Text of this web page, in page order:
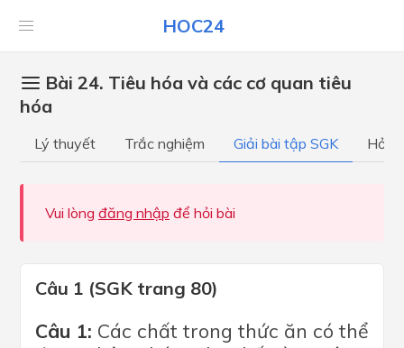
HOC24
Bài 24. Tiêu hóa và các cơ quan tiêu
hóa
Lý thuyết Trắc nghiệm Giải bài tập SGK Hỏi
Vui lòng đăng nhập để hỏi bài
Câu 1 (SGK trang 80)
Câu 1: Các chất trong thức ăn có thể